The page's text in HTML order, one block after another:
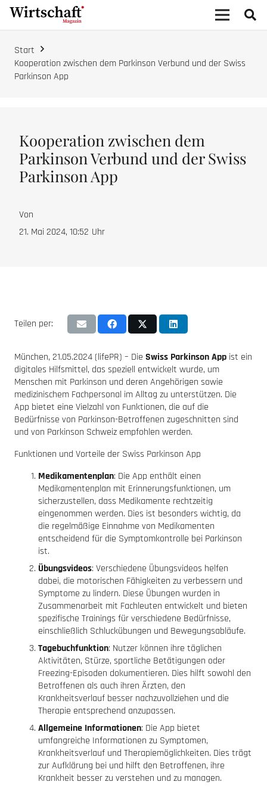
Start
Kooperation zwischen dem Parkinson Verbund und der Swiss
Parkinson App
Kooperation zwischen dem
Parkinson Verbund und der Swiss
Parkinson App
Von
21. Mai 2024, 10:52 Uhr
Teilen per:
München, 21.05.2024 (lifePR) – Die Swiss Parkinson App ist ein
digitales Hilfsmittel, das speziell entwickelt wurde, um
Menschen mit Parkinson und deren Angehörigen sowie
medizinischem Fachpersonal im Alltag zu unterstützen. Die
App bietet eine Vielzahl von Funktionen, die auf die
Bedürfnisse von Parkinson-Betroffenen zugeschnitten sind
und von Parkinson Schweiz empfohlen werden.
Funktionen und Vorteile der Swiss Parkinson App
Medikamentenplan: Die App enthält einen
Medikamentenplan mit Erinnerungsfunktionen, um
sicherzustellen, dass Medikamente rechtzeitig
eingenommen werden. Dies ist besonders wichtig, da
die regelmäßige Einnahme von Medikamenten
entscheidend für die Symptomkontrolle bei Parkinson
ist.
Übungsvideos: Verschiedene Übungsvideos helfen
dabei, die motorischen Fähigkeiten zu verbessern und
Symptome zu lindern. Diese Übungen wurden in
Zusammenarbeit mit Fachleuten entwickelt und bieten
spezifische Trainings für verschiedene Bedürfnisse,
einschließlich Schluckübungen und Bewegungsabläufe.
Tagebuchfunktion: Nutzer können ihre täglichen
Aktivitäten, Stürze, sportliche Betätigungen oder
Freezing-Episoden dokumentieren. Dies hilft sowohl den
Betroffenen als auch ihren Ärzten, den
Krankheitsverlauf besser nachzuvollziehen und die
Therapie entsprechend anzupassen.
Allgemeine Informationen: Die App bietet
umfangreiche Informationen zu Symptomen,
Krankheitsverlauf und Therapiemöglichkeiten. Dies trägt
zur Aufklärung bei und hilft den Betroffenen, ihre
Krankheit besser zu verstehen und zu managen.